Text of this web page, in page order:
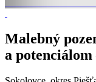
Malebný
a